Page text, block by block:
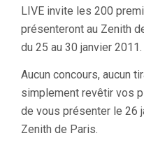
LIVE invite les 200
présenteront au Zenith
du 25 au 30 janvier 2011.
Aucun concours, aucun
simplement revêtir vos
de vous présenter le 26
Zenith de Paris.